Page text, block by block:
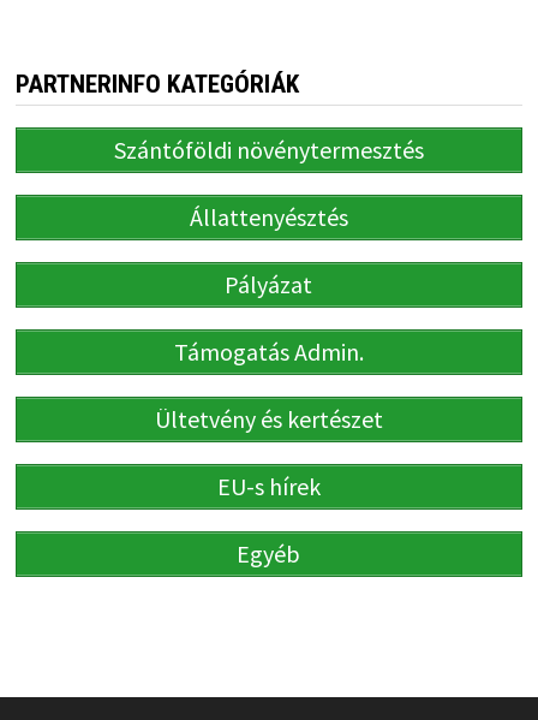
PARTNERINFO KATEGÓRIÁK
Szántóföldi növénytermesztés
Állattenyésztés
Pályázat
Támogatás Admin.
Ültetvény és kertészet
EU-s hírek
Egyéb